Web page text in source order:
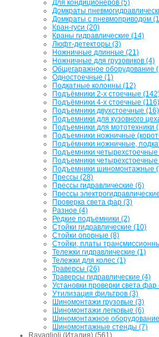
Для кондиционеров (5)
Домкраты
Домкраты с пневмоприводом
Кран-гуси (20)
Краны гидравлические (14)
Люфт-детекторы (3)
Ножничные длинные (21)
Ножничные для грузовиков (4)
Общегаражное оборудование
Одностоечные (1)
Подкатные колонны (12)
Подъёмники 2-х стоечные
Подъёмники 4-х стоечные (116)
Подъемники двухстоечные (16)
Подъемники для кузовного
Подъемники для мототехники
Подъемники ножничные
Подъёмники ножничные,
Подъемники
Подъемники четырехстоечные
Подъемники шиномонтажные
Прессы (28)
Прессы гидравлические (6)
Прессы
Проверка света фар (3)
Разное (4)
Редкие подъемники (2)
Стойки гидравлические (10)
Стойки опорные (8)
Стойки, платы
Тележки гидравлические (1)
Тележки для колес (1)
Траверсы (26)
Траверсы гидравлические (4)
Установки проверки света фар
Утилизация фильтров (3)
Шиномонтажи грузовые (3)
Шиномонтажи легковые (6)
Шиномонтажное
Шиномонтажные стенды (7)
Ravaglioli (Италия) (561)